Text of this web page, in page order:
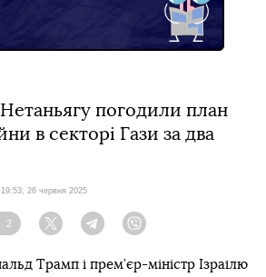
погодили план
в секторі Гази за два
Дата:
19:53, 26 червня 2025
Facebook
2
Twitter TelegramViber
Трамп і прем’єр-міністр Ізраїлю